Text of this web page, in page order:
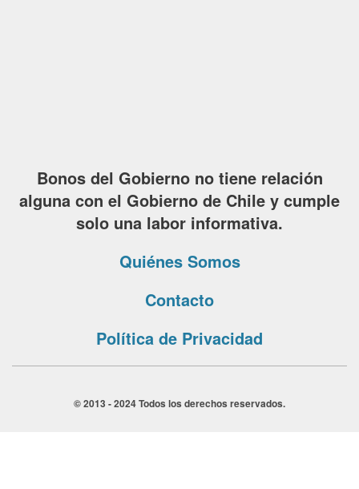
Bonos del Gobierno no tiene relación
alguna con el Gobierno de Chile y cumple
solo una labor informativa.
Quiénes Somos
Contacto
Política de Privacidad
© 2013 - 2024 Todos los derechos reservados.